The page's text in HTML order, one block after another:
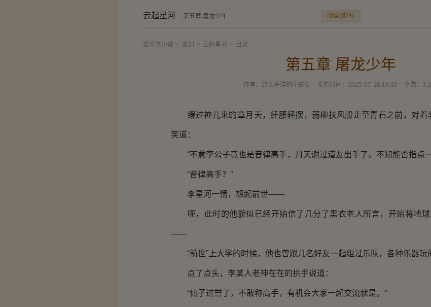
云起星河 第五章 屠龙少年 阅读到3%
爱奇艺小说 > 玄幻 > 云起星河 > 目录
第五章 屠龙少年
作者： 游太平洋的小白兔 发布时间： 2025-07-28 18:33 字数：
缓过神儿来的章月天，纤腰轻摆，弱柳扶风般走至青石之前，对着
笑道：
“不意李公子竟也是音律高手，月天谢过道友出手了。不知能否指点
“音律高手？”
李星河一愣，想起前世——
呃，此时的他貌似已经开始信了几分了黑衣老人所言，开始将地球
——
“前世”上大学的时候，他也曾跟几名好友一起组过乐队，各种乐器玩
点了点头，李某人老神在在的拱手说道：
“仙子过誉了，不敢称高手，有机会大家一起交流就是。”